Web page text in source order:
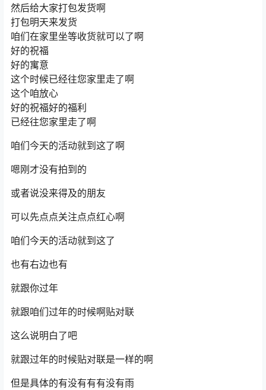
然后给大家打包发货啊
打包明天来发货
咱们在家里坐等收货就可以了啊
好的祝福
好的寓意
这个时候已经往您家里走了啊
这个咱放心
好的祝福好的福利
已经往您家里走了啊
咱们今天的活动就到这了啊
嗯刚才没有拍到的
或者说没来得及的朋友
可以先点点关注点点红心啊
咱们今天的活动就到这了
也有右边也有
就跟你过年
就跟咱们过年的时候啊贴对联
这么说明白了吧
就跟过年的时候贴对联是一样的啊
但是具体的有没有有有没有雨